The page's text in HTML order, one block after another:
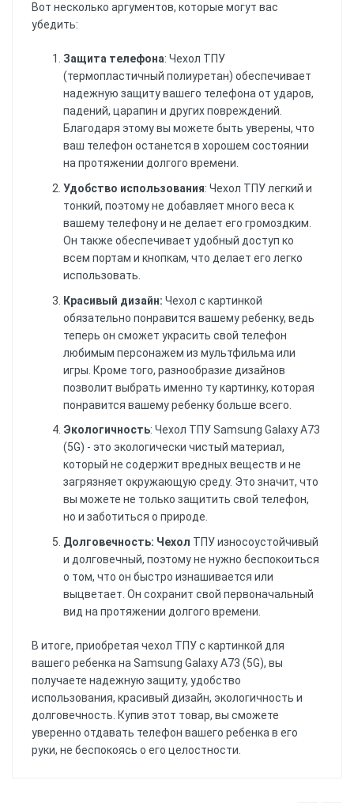
Вот несколько аргументов, которые могут вас
убедить:
Защита телефона: Чехол ТПУ
(термопластичный полиуретан) обеспечивает
надежную защиту вашего телефона от ударов,
падений, царапин и других повреждений.
Благодаря этому вы можете быть уверены, что
ваш телефон останется в хорошем состоянии
на протяжении долгого времени.
Удобство использования: Чехол ТПУ легкий и
тонкий, поэтому не добавляет много веса к
вашему телефону и не делает его громоздким.
Он также обеспечивает удобный доступ ко
всем портам и кнопкам, что делает его легко
использовать.
Красивый дизайн: Чехол с картинкой
обязательно понравится вашему ребенку, ведь
теперь он сможет украсить свой телефон
любимым персонажем из мультфильма или
игры. Кроме того, разнообразие дизайнов
позволит выбрать именно ту картинку, которая
понравится вашему ребенку больше всего.
Экологичность: Чехол ТПУ Samsung Galaxy A73
(5G) - это экологически чистый материал,
который не содержит вредных веществ и не
загрязняет окружающую среду. Это значит, что
вы можете не только защитить свой телефон,
но и заботиться о природе.
Долговечность: Чехол ТПУ износоустойчивый
и долговечный, поэтому не нужно беспокоиться
о том, что он быстро изнашивается или
выцветает. Он сохранит свой первоначальный
вид на протяжении долгого времени.
В итоге, приобретая чехол ТПУ с картинкой для
вашего ребенка на Samsung Galaxy A73 (5G), вы
получаете надежную защиту, удобство
использования, красивый дизайн, экологичность и
долговечность. Купив этот товар, вы сможете
уверенно отдавать телефон вашего ребенка в его
руки, не беспокоясь о его целостности.